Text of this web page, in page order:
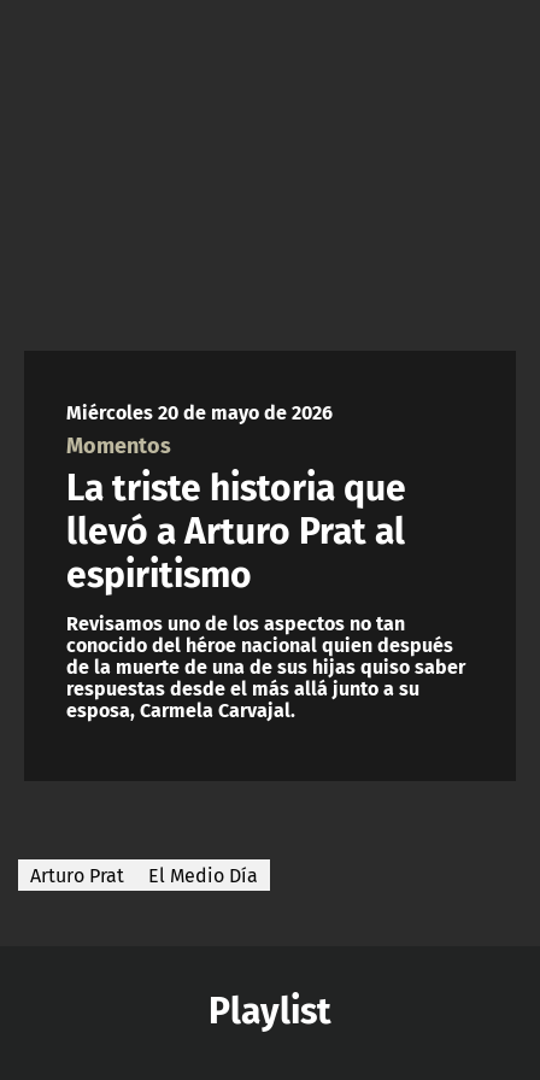
Miércoles 20 de mayo de 2026
Momentos
La triste historia que
llevó a Arturo Prat al
espiritismo
Revisamos uno de los aspectos no tan
conocido del héroe nacional quien después
de la muerte de una de sus hijas quiso saber
respuestas desde el más allá junto a su
esposa, Carmela Carvajal.
Arturo Prat El Medio Día
Playlist